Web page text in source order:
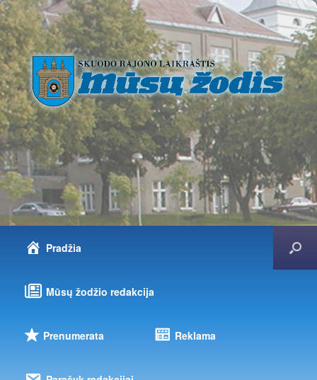
Pradžia
Mūsų žodžio redakcija
Prenumerata Reklama